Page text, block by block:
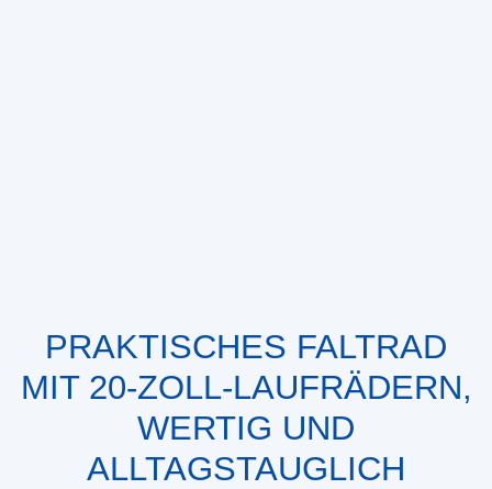
PRAKTISCHES FALTRAD
MIT 20-ZOLL-LAUFRÄDERN,
WERTIG UND
ALLTAGSTAUGLICH